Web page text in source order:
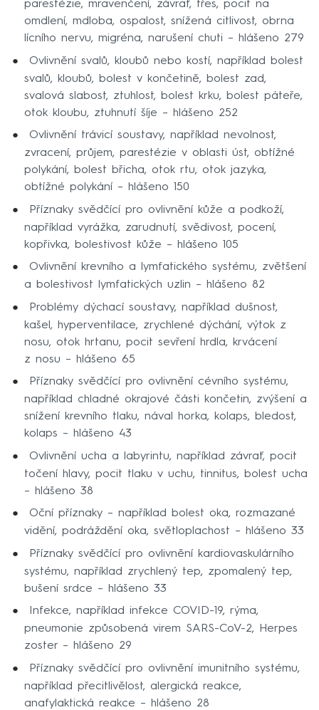
parestézie, mravenčení, závrať, třes, pocit na
omdlení, mdloba, ospalost, snížená citlivost, obrna
lícního nervu, migréna, narušení chuti – hlášeno 279
Ovlivnění svalů, kloubů nebo kostí, například bolest
svalů, kloubů, bolest v končetině, bolest zad,
svalová slabost, ztuhlost, bolest krku, bolest páteře,
otok kloubu, ztuhnutí šíje – hlášeno 252
Ovlivnění trávicí soustavy, například nevolnost,
zvracení, průjem, parestézie v oblasti úst, obtížné
polykání, bolest břicha, otok rtu, otok jazyka,
obtížné polykání – hlášeno 150
Příznaky svědčící pro ovlivnění kůže a podkoží,
například vyrážka, zarudnutí, svědivost, pocení,
kopřivka, bolestivost kůže – hlášeno 105
Ovlivnění krevního a lymfatického systému, zvětšení
a bolestivost lymfatických uzlin – hlášeno 82
Problémy dýchací soustavy, například dušnost,
kašel, hyperventilace, zrychlené dýchání, výtok z
nosu, otok hrtanu, pocit sevření hrdla, krvácení
z nosu – hlášeno 65
Příznaky svědčící pro ovlivnění cévního systému,
například chladné okrajové části končetin, zvýšení a
snížení krevního tlaku, nával horka, kolaps, bledost,
kolaps – hlášeno 43
Ovlivnění ucha a labyrintu, například závrať, pocit
točení hlavy, pocit tlaku v uchu, tinnitus, bolest ucha
– hlášeno 38
Oční příznaky – například bolest oka, rozmazané
vidění, podráždění oka, světloplachost – hlášeno 33
Příznaky svědčící pro ovlivnění kardiovaskulárního
systému, například zrychlený tep, zpomalený tep,
bušení srdce – hlášeno 33
Infekce, například infekce COVID-19, rýma,
pneumonie způsobená virem SARS-CoV-2, Herpes
zoster – hlášeno 29
Příznaky svědčící pro ovlivnění imunitního systému,
například přecitlivělost, alergická reakce,
anafylaktická reakce – hlášeno 28